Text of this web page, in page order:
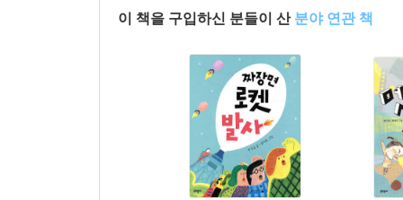
이 책을 구입하신 분들이 산 분야 연관 책